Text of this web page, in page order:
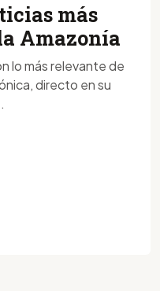
más
Amazonía
lo más relevante de
directo en su